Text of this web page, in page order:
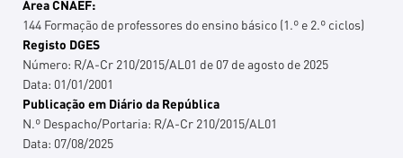
Área CNAEF:
144 Formação de professores do ensino básico (1.º e 2.º ciclos)
Registo DGES
Número: R/A-Cr 210/2015/AL01 de 07 de agosto de 2025
Data: 01/01/2001
Publicação em Diário da República
N.º Despacho/Portaria: R/A-Cr 210/2015/AL01
Data: 07/08/2025